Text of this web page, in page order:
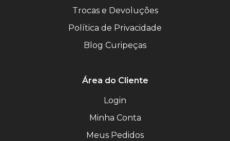
Trocas e Devoluções
Política de Privacidade
Blog Curipeças
Área do Cliente
Login
Minha Conta
Meus Pedidos